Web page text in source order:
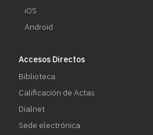
iOS
Android
Accesos Directos
Biblioteca
Calificación de Actas
Dialnet
Sede electrónica